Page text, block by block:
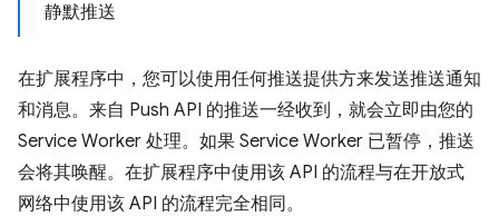
静默推送
在扩展程序中，您可以使用任何推送提供方来发送推送通知
和消息。来自 Push API 的推送一经收到，就会立即由您的
Service Worker 处理。如果 Service Worker 已暂停，推送
会将其唤醒。在扩展程序中使用该 API 的流程与在开放式
网络中使用该 API 的流程完全相同。